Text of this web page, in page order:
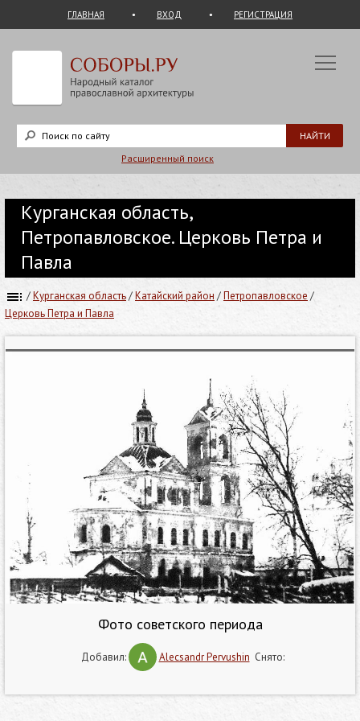
ГЛАВНАЯ ВХОД РЕГИСТРАЦИЯ
Расширенный поиск
Курганская область,
Петропавловское. Церковь Петра и
Павла
/Курганская область/Катайский район /Петропавловское /
Церковь Петра и Павла
Фото советского периода
Добавил: Alecsandr Pervushin Снято: